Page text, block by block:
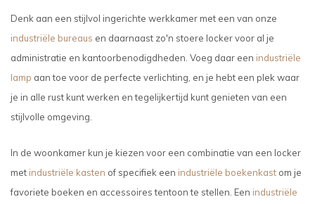
Denk aan een stijlvol ingerichte werkkamer met een van onze
industriële bureaus en daarnaast zo'n stoere locker voor al je
administratie en kantoorbenodigdheden. Voeg daar een industriële
lamp aan toe voor de perfecte verlichting, en je hebt een plek waar
je in alle rust kunt werken en tegelijkertijd kunt genieten van een
stijlvolle omgeving.
In de woonkamer kun je kiezen voor een combinatie van een locker
met industriële kasten of specifiek een industriële boekenkast om je
favoriete boeken en accessoires tentoon te stellen. Een industriële